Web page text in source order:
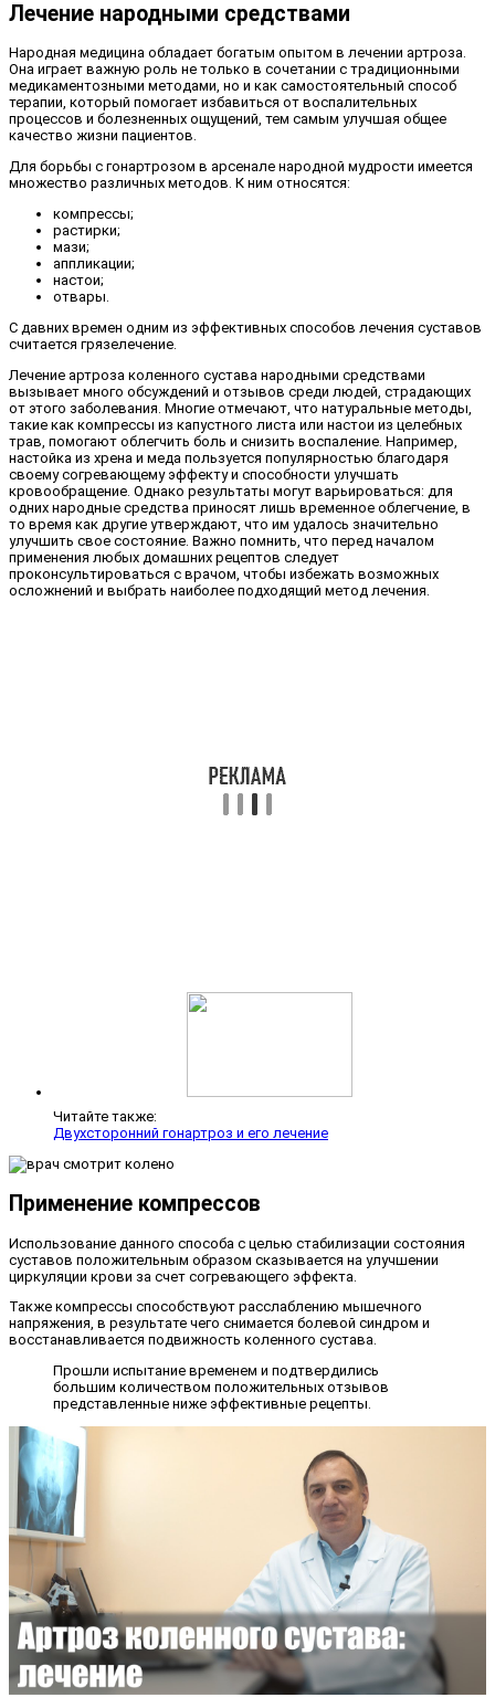
Лечение народными средствами
Народная медицина обладает богатым опытом в лечении артроза.
Она играет важную роль не только в сочетании с традиционными
медикаментозными методами, но и как самостоятельный способ
терапии, который помогает избавиться от воспалительных
процессов и болезненных ощущений, тем самым улучшая общее
качество жизни пациентов.
Для борьбы с гонартрозом в арсенале народной мудрости имеется
множество различных методов. К ним относятся:
компрессы;
растирки;
мази;
аппликации;
настои;
отвары.
С давних времен одним из эффективных способов лечения суставов
считается грязелечение.
Лечение артроза коленного сустава народными средствами
вызывает много обсуждений и отзывов среди людей, страдающих
от этого заболевания. Многие отмечают, что натуральные методы,
такие как компрессы из капустного листа или настои из целебных
трав, помогают облегчить боль и снизить воспаление. Например,
настойка из хрена и меда пользуется популярностью благодаря
своему согревающему эффекту и способности улучшать
кровообращение. Однако результаты могут варьироваться: для
одних народные средства приносят лишь временное облегчение, в
то время как другие утверждают, что им удалось значительно
улучшить свое состояние. Важно помнить, что перед началом
применения любых домашних рецептов следует
проконсультироваться с врачом, чтобы избежать возможных
осложнений и выбрать наиболее подходящий метод лечения.
Читайте также:
Двухсторонний гонартроз и его лечение
Применение компрессов
Использование данного способа с целью стабилизации состояния
суставов положительным образом сказывается на улучшении
циркуляции крови за счет согревающего эффекта.
Также компрессы способствуют расслаблению мышечного
напряжения, в результате чего снимается болевой синдром и
восстанавливается подвижность коленного сустава.
Прошли испытание временем и подтвердились
большим количеством положительных отзывов
представленные ниже эффективные рецепты.